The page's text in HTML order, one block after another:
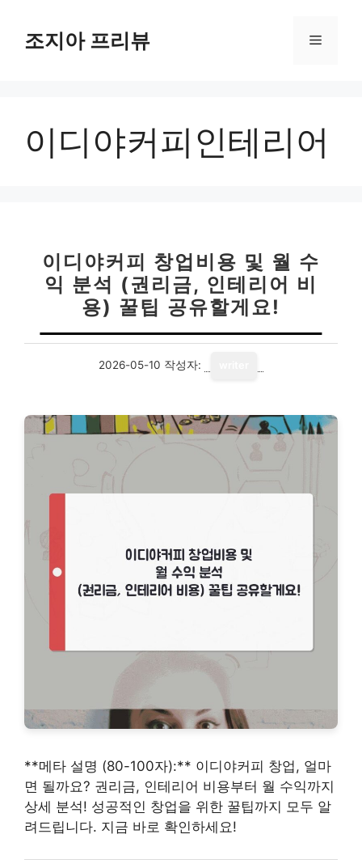
조지아 프리뷰 메
이디야커피인테리어
이디야커피 창업비용 및 월 수
익 분석 (권리금, 인테리어 비
용) 꿀팁 공유할게요!
2026-05-10 작성자:
**메타 설명 (80-100자):** 이디야커피 창업, 얼마
면 될까요? 권리금, 인테리어 비용부터 월 수익까지
상세 분석! 성공적인 창업을 위한 꿀팁까지 모두 알
려드립니다. 지금 바로 확인하세요!